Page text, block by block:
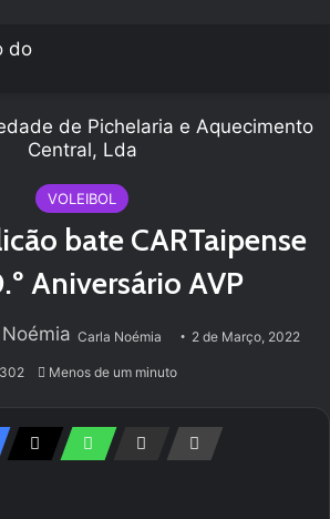
VOLEIBOL
bate CARTaipense
Aniversário AVP
Carla Noémia 2 de Março, 2022
302 Menos de um minuto